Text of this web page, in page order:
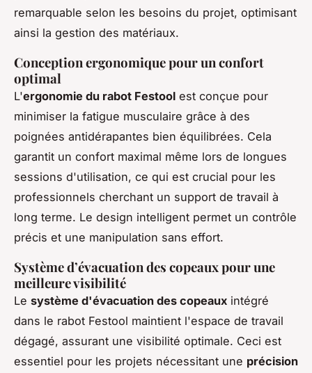
remarquable selon les besoins du projet, optimisant
ainsi la gestion des matériaux.
Conception ergonomique pour un confort
optimal
L'ergonomie du rabot Festool est conçue pour
minimiser la fatigue musculaire grâce à des
poignées antidérapantes bien équilibrées. Cela
garantit un confort maximal même lors de longues
sessions d'utilisation, ce qui est crucial pour les
professionnels cherchant un support de travail à
long terme. Le design intelligent permet un contrôle
précis et une manipulation sans effort.
Système d’évacuation des copeaux pour une
meilleure visibilité
Le système d'évacuation des copeaux intégré
dans le rabot Festool maintient l'espace de travail
dégagé, assurant une visibilité optimale. Ceci est
essentiel pour les projets nécessitant une précision